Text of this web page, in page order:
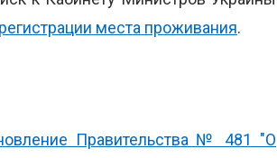
места проживания.
Правительства № 481 "О